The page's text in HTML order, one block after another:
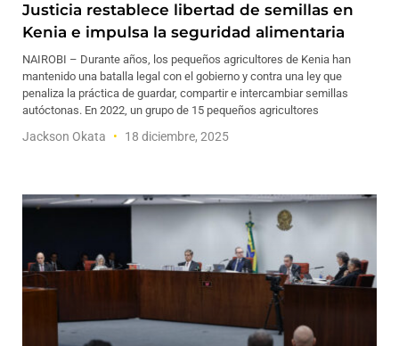
Justicia restablece libertad de semillas en
Kenia e impulsa la seguridad alimentaria
NAIROBI – Durante años, los pequeños agricultores de Kenia han
mantenido una batalla legal con el gobierno y contra una ley que
penaliza la práctica de guardar, compartir e intercambiar semillas
autóctonas. En 2022, un grupo de 15 pequeños agricultores
Jackson Okata 18 diciembre, 2025